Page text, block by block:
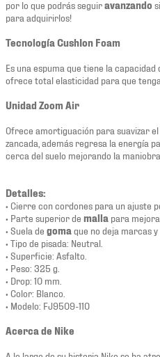
por lo que podrás seguiravanzando
para adquirirlos!
Tecnología CushIon Foam
Es una espuma que tiene la
ofrece total elasticidad para que
Unidad Zoom Air
Ofrece amortiguación para suavizar
zancada, además regresa la energía
cerca del suelo mejorando la
Detalles:
• Cierre con cordones para un ajuste
• Parte superior de malla para
• Suela de goma que no deja marcas
• Tipo de pisada: Neutral.
• Superficie: Asfalto.
• Peso: 325 g.
• Drop: 10 mm.
• Color: Blanco.
• Modelo: FJ9509-110
Acerca de Nike